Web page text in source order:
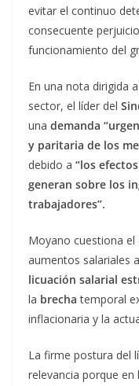
evitar el continuo
consecuente
funcionamiento del
En una nota dirigida
sector, el líder del
una demanda
y paritaria de los
debido a “los
generan sobre los
trabajadores”.
Moyano cuestiona
aumentos salariales
licuación salarial
la brechatemporal
inflacionaria y la
La firme postura del
relevancia porque